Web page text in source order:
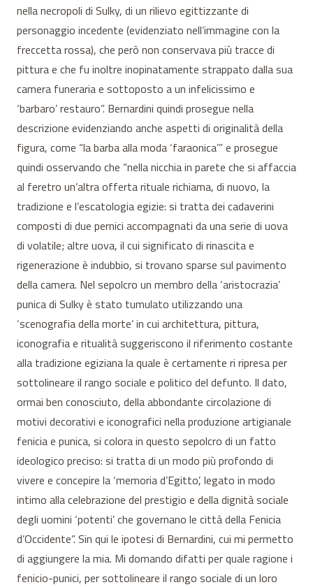
nella necropoli di Sulky, di un rilievo egittizzante di
personaggio incedente (evidenziato nell’immagine con la
freccetta rossa), che però non conservava più tracce di
pittura e che fu inoltre inopinatamente strappato dalla sua
camera funeraria e sottoposto a un infelicissimo e
‘barbaro’ restauro”. Bernardini quindi prosegue nella
descrizione evidenziando anche aspetti di originalità della
figura, come “la barba alla moda ‘faraonica’” e prosegue
quindi osservando che “nella nicchia in parete che si affaccia
al feretro un’altra offerta rituale richiama, di nuovo, la
tradizione e l’escatologia egizie: si tratta dei cadaverini
composti di due pernici accompagnati da una serie di uova
di volatile; altre uova, il cui significato di rinascita e
rigenerazione è indubbio, si trovano sparse sul pavimento
della camera. Nel sepolcro un membro della ‘aristocrazia’
punica di Sulky è stato tumulato utilizzando una
‘scenografia della morte’ in cui architettura, pittura,
iconografia e ritualità suggeriscono il riferimento costante
alla tradizione egiziana la quale è certamente ri ripresa per
sottolineare il rango sociale e politico del defunto. Il dato,
ormai ben conosciuto, della abbondante circolazione di
motivi decorativi e iconografici nella produzione artigianale
fenicia e punica, si colora in questo sepolcro di un fatto
ideologico preciso: si tratta di un modo più profondo di
vivere e concepire la ‘memoria d’Egitto’, legato in modo
intimo alla celebrazione del prestigio e della dignità sociale
degli uomini ‘potenti’ che governano le città della Fenicia
d’Occidente”. Sin qui le ipotesi di Bernardini, cui mi permetto
di aggiungere la mia. Mi domando difatti per quale ragione i
fenicio-punici, per sottolineare il rango sociale di un loro